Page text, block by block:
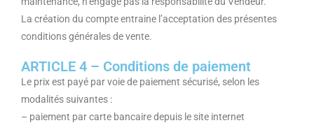
La création du compte entraine l’acceptation des présentes
conditions générales de vente.
ARTICLE 4 – Conditions de paiement
Le prix est payé par voie de paiement sécurisé, selon les
modalités suivantes :
– paiement par carte bancaire depuis le site internet